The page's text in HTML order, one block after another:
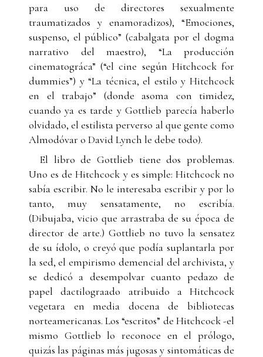
para uso de directores sexualmente
traumatizados y enamoradizos), “Emociones,
suspenso, el público” (cabalgata por el dogma
narrativo del maestro), “La producción
cinematográca” (“el cine según Hitchcock for
dummies”) y “La técnica, el estilo y Hitchcock
en el trabajo” (donde asoma con timidez,
cuando ya es tarde y Gottlieb parecía haberlo
olvidado, el estilista perverso al que gente como
Almodóvar o David Lynch le debe todo).
El libro de Gottlieb tiene dos problemas.
Uno es de Hitchcock y es simple: Hitchcock no
sabía escribir. No le interesaba escribir y por lo
tanto, muy sensatamente, no escribía.
(Dibujaba, vicio que arrastraba de su época de
director de arte.) Gottlieb no tuvo la sensatez
de su ídolo, o creyó que podía suplantarla por
la sed, el empirismo demencial del archivista, y
se dedicó a desempolvar cuanto pedazo de
papel dactilograado atribuido a Hitchcock
vegetara en media docena de bibliotecas
norteamericanas. Los “escritos” de Hitchcock -el
mismo Gottlieb lo reconoce en el prólogo,
quizás las páginas más jugosas y sintomáticas de